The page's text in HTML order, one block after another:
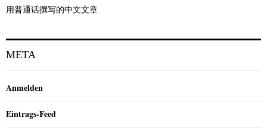
用普通话撰写的中文文章
META
Anmelden
Eintrags-Feed